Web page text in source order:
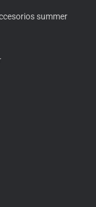
summer